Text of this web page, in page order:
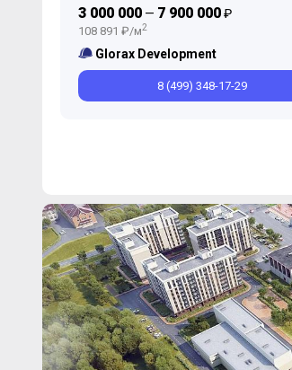
3 000 000— 7 900 000₽
108 891 ₽/м2
Glorax Development
8 (499) 348-17-29